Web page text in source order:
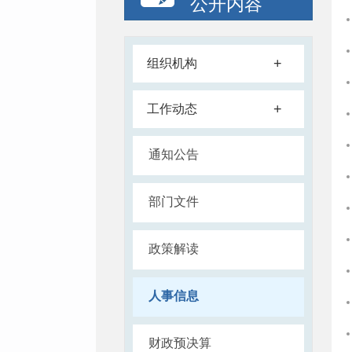
公开内容
组织机构 +
工作动态 +
通知公告
部门文件
政策解读
人事信息
财政预决算